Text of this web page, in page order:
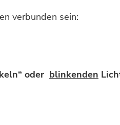
verbunden sein:
oder blinkenden